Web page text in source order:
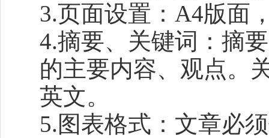
3.页面设置：A4版面
4.摘要、关键词：摘
的主要内容、观点。
英文。
5.图表格式：文章必